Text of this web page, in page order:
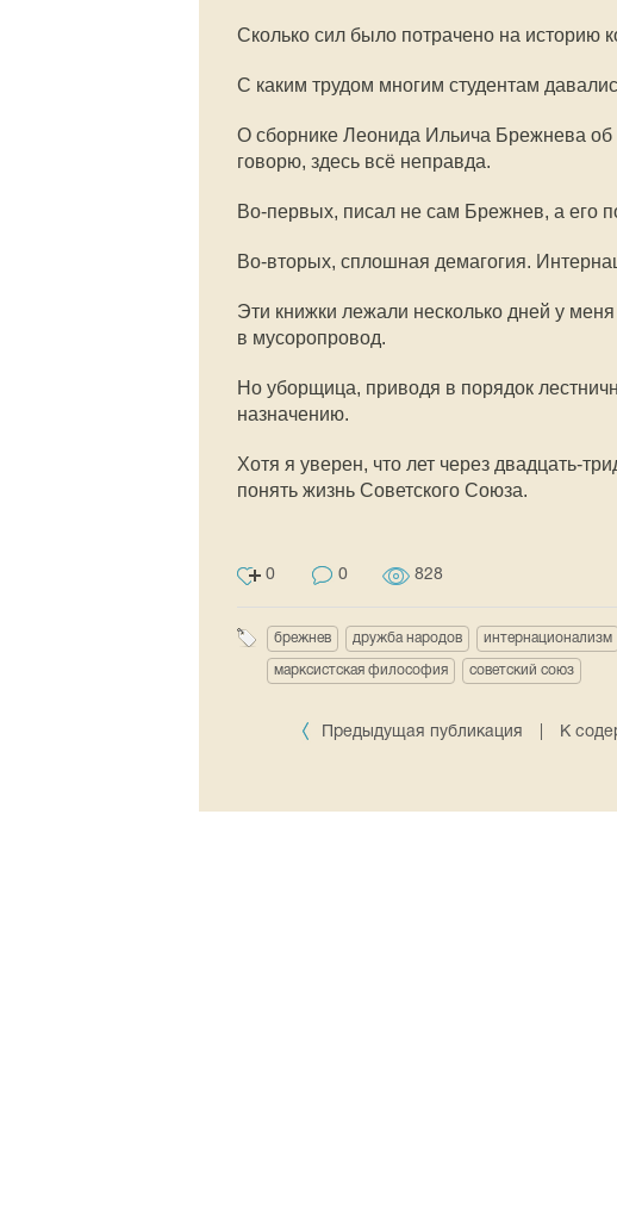
Сколько сил было потрачено на историю
С каким трудом многим студентам
О сборнике Леонида Ильича Брежнева
говорю, здесь всё неправда.
Во-первых, писал не сам Брежнев, а его
Во-вторых, сплошная демагогия.
Эти книжки лежали несколько дней у
в мусоропровод.
Но уборщица, приводя в порядок
назначению.
Хотя я уверен, что лет через двадцать-
понять жизнь Советского Союза.
0 0 828
брежнев дружба народов интернационализм
марксистская философия советский союз
Предыдущая публикация К